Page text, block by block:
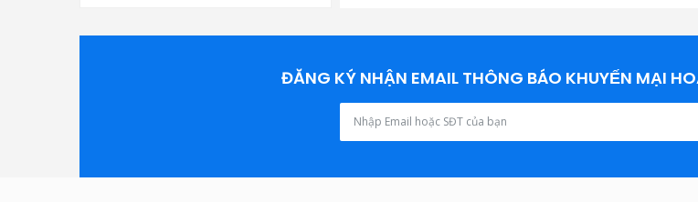
ĐĂNG KÝ NHẬN EMAIL THÔNG BÁO KHUYẾN MẠI